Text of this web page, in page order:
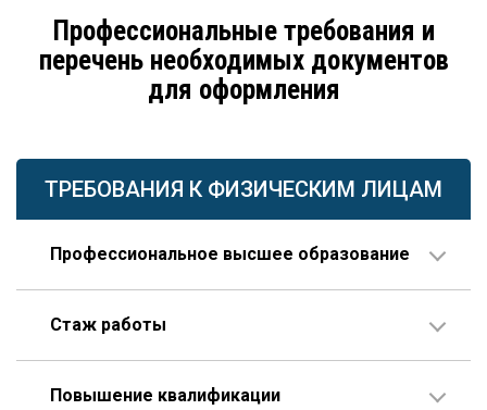
Профессиональные требования и
перечень необходимых документов
для оформления
ТРЕБОВАНИЯ К ФИЗИЧЕСКИМ ЛИЦАМ
Профессиональное высшее образование
проектирования.
Стаж работы
или больше, 3 года из которых – на руководящей
Повышение квалификации